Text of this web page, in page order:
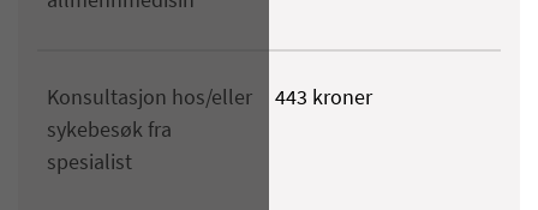
Konsultasjon hos/eller
sykebesøk fra
spesialist
443 kroner